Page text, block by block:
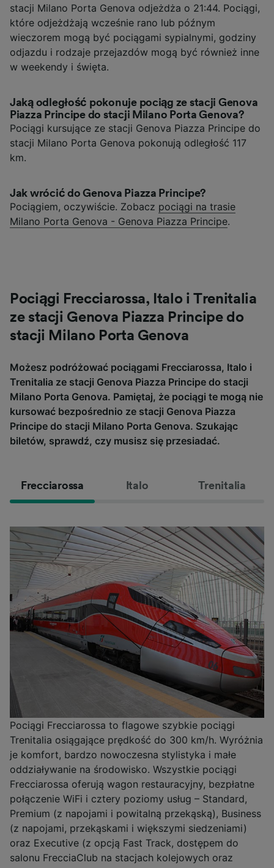
stacji Milano Porta Genova odjeżdża o 21:44. Pociągi,
które odjeżdżają wcześnie rano lub późnym
wieczorem mogą być pociągami sypialnymi, godziny
odjazdu i rodzaje przejazdów mogą być również inne
w weekendy i święta.
Jaką odległość pokonuje pociąg ze stacji Genova
Piazza Principe do stacji Milano Porta Genova?
Pociągi kursujące ze stacji Genova Piazza Principe do
stacji Milano Porta Genova pokonują odległość 117
km.
Jak wrócić do Genova Piazza Principe?
Pociągiem, oczywiście. Zobacz pociągi na trasie
Milano Porta Genova - Genova Piazza Principe.
Pociągi Frecciarossa, Italo i Trenitalia
ze stacji Genova Piazza Principe do
stacji Milano Porta Genova
Możesz podróżować pociągami Frecciarossa, Italo i
Trenitalia ze stacji Genova Piazza Principe do stacji
Milano Porta Genova. Pamiętaj, że pociągi te mogą nie
kursować bezpośrednio ze stacji Genova Piazza
Principe do stacji Milano Porta Genova. Szukając
biletów, sprawdź, czy musisz się przesiadać.
Frecciarossa Italo Trenitalia
Pociągi Frecciarossa to flagowe szybkie pociągi
Trenitalia osiągające prędkość do 300 km/h. Wyróżnia
je komfort, bardzo nowoczesna stylistyka i małe
oddziaływanie na środowisko. Wszystkie pociągi
Frecciarossa oferują wagon restauracyjny, bezpłatne
połączenie WiFi i cztery poziomy usług – Standard,
Premium (z napojami i powitalną przekąską), Business
(z napojami, przekąskami i większymi siedzeniami)
oraz Executive (z opcją Fast Track, dostępem do
salonu FrecciaClub na stacjach kolejowych oraz